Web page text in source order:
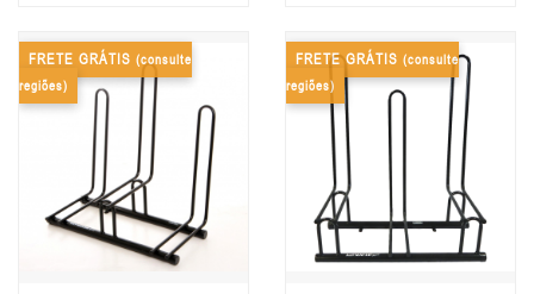
FRETE GRÁTIS (consulte
regiões)
FRETE GRÁTIS (consulte
regiões)